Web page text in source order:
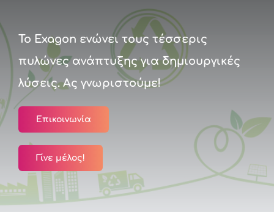
Το Exagon ενώνει τους τέσσερις
πυλώνες ανάπτυξης για δημιουργικές
λύσεις. Ας γνωριστούμε!
Επικοινωνία
Γίνε μέλος!